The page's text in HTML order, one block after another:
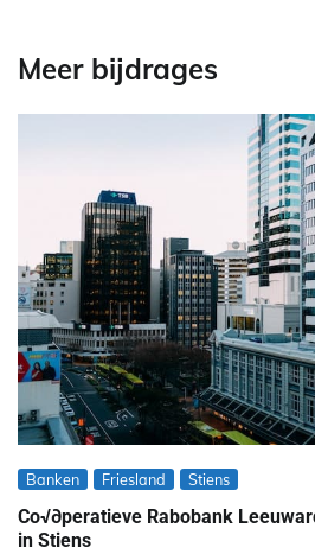
Meer bijdrages
Banken Friesland Stiens
Co√∂peratieve Rabobank
in Stiens